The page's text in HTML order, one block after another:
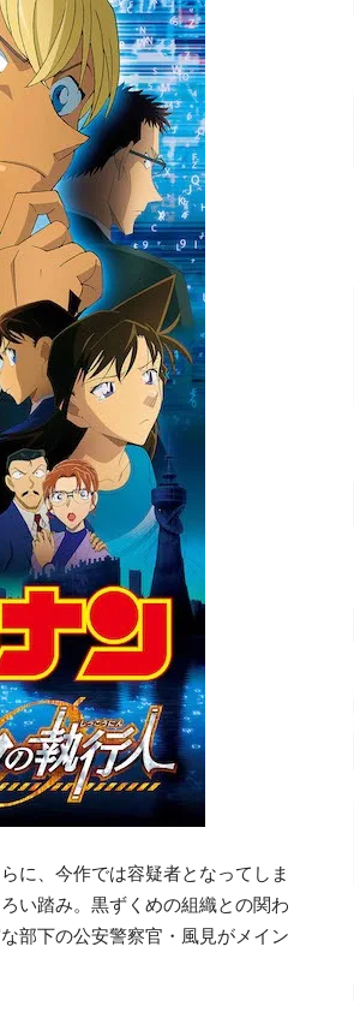
に、今作では容疑者となってしま
い踏み。黒ずくめの組織との関わ
部下の公安警察官・風見がメイン